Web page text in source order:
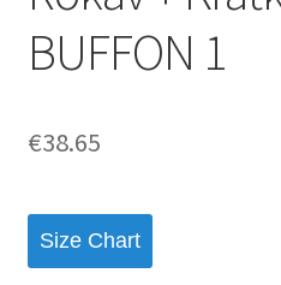
BUFFON 1
€38.65
Size Chart